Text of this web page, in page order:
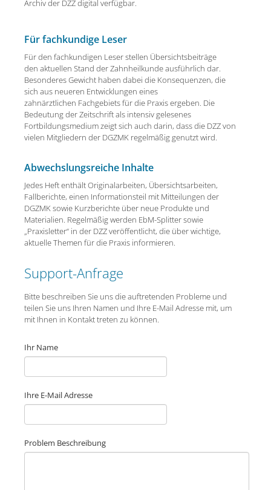
Archiv der DZZ digital verfügbar.
Für fachkundige Leser
Für den fachkundigen Leser stellen Übersichtsbeiträge
den aktuellen Stand der Zahnheilkunde ausführlich dar.
Besonderes Gewicht haben dabei die Konsequenzen, die
sich aus neueren Entwicklungen eines
zahnärztlichen Fachgebiets für die Praxis ergeben. Die
Bedeutung der Zeitschrift als intensiv gelesenes
Fortbildungsmedium zeigt sich auch darin, dass die DZZ von
vielen Mitgliedern der DGZMK regelmäßig genutzt wird.
Abwechslungsreiche Inhalte
Jedes Heft enthält Originalarbeiten, Übersichtsarbeiten,
Fallberichte, einen Informationsteil mit Mitteilungen der
DGZMK sowie Kurzberichte über neue Produkte und
Materialien. Regelmäßig werden EbM-Splitter sowie
„Praxisletter“ in der DZZ veröffentlicht, die über wichtige,
aktuelle Themen für die Praxis informieren.
Support-Anfrage
Bitte beschreiben Sie uns die auftretenden Probleme und
teilen Sie uns Ihren Namen und Ihre E-Mail Adresse mit, um
mit Ihnen in Kontakt treten zu können.
Ihr Name
Ihre E-Mail Adresse
Problem Beschreibung